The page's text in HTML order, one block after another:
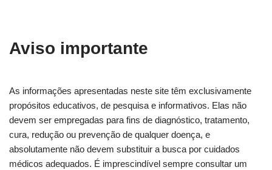
Aviso importante
As informações apresentadas neste site têm exclusivamente
propósitos educativos, de pesquisa e informativos. Elas não
devem ser empregadas para fins de diagnóstico, tratamento,
cura, redução ou prevenção de qualquer doença, e
absolutamente não devem substituir a busca por cuidados
médicos adequados. É imprescindível sempre consultar um